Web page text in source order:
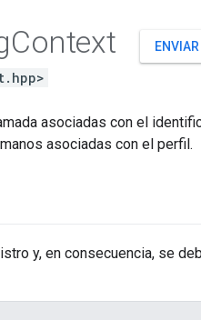
Context
asociadas con el
asociadas con el perfil.
y, en consecuencia, se